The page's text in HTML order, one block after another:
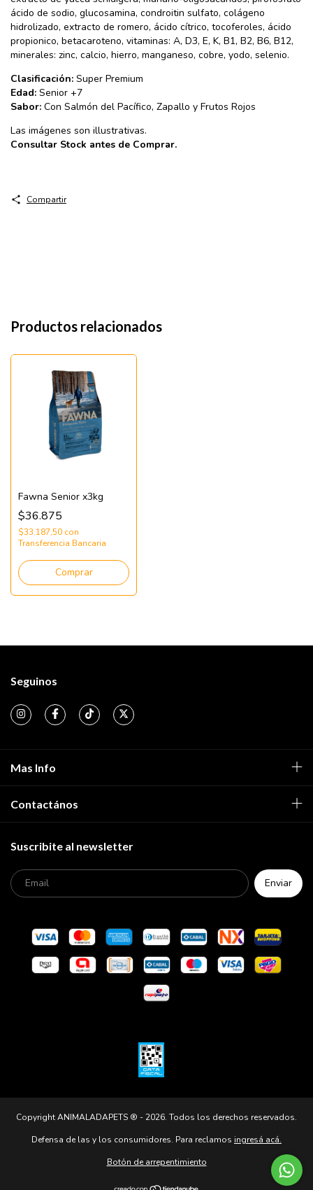
ácido de sodio, glucosamina, condroitin sulfato, colágeno
hidrolizado, extracto de romero, ácido cítrico, tocoferoles, ácido
propionico, betacaroteno, vitaminas: A, D3, E, K, B1, B2, B6, B12,
minerales: zinc, calcio, hierro, manganeso, cobre, yodo, selenio.
Clasificación: Super Premium
Edad: Senior +7
Sabor: Con Salmón del Pacífico, Zapallo y Frutos Rojos
Las imágenes son illustrativas.
​Consultar Stock antes de Comprar.
Compartir
Productos relacionados
Fawna Senior x3kg
$36.875
$33.187,50 con
Transferencia Bancaria
Comprar
Seguinos
Mas Info
Contactános
Suscribite al newsletter
Copyright ANIMALADAPETS ® - 2026. Todos los derechos reservados.
Defensa de las y los consumidores. Para reclamos ingresá acá.
Botón de arrepentimiento